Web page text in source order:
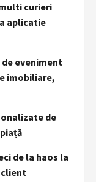
curieri
aplicatie
eveniment
imobiliare,
de
de la haos la
client